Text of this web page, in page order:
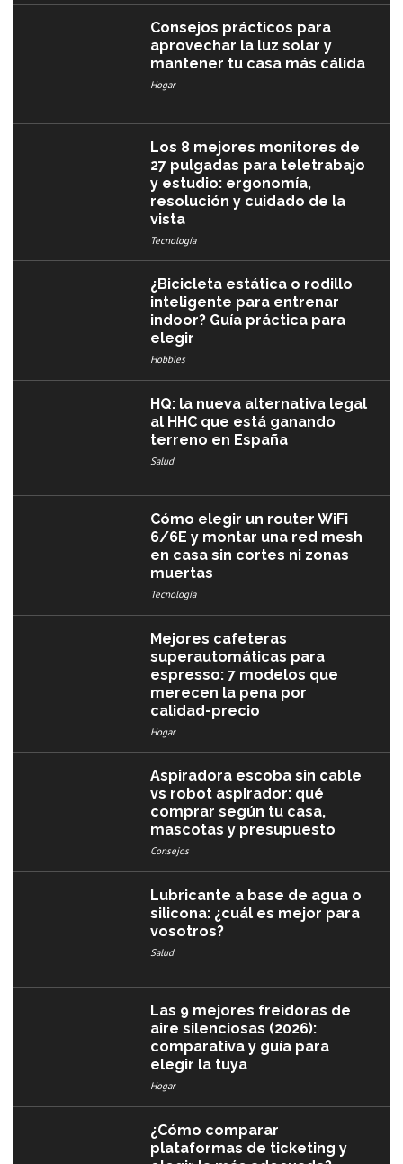
Consejos prácticos para
aprovechar la luz solar y
mantener tu casa más cálida
Hogar
Los 8 mejores monitores de
27 pulgadas para teletrabajo
y estudio: ergonomía,
resolución y cuidado de la
vista
Tecnología
¿Bicicleta estática o rodillo
inteligente para entrenar
indoor? Guía práctica para
elegir
Hobbies
HQ: la nueva alternativa legal
al HHC que está ganando
terreno en España
Salud
Cómo elegir un router WiFi
6/6E y montar una red mesh
en casa sin cortes ni zonas
muertas
Tecnología
Mejores cafeteras
superautomáticas para
espresso: 7 modelos que
merecen la pena por
calidad-precio
Hogar
Aspiradora escoba sin cable
vs robot aspirador: qué
comprar según tu casa,
mascotas y presupuesto
Consejos
Lubricante a base de agua o
silicona: ¿cuál es mejor para
vosotros?
Salud
Las 9 mejores freidoras de
aire silenciosas (2026):
comparativa y guía para
elegir la tuya
Hogar
¿Cómo comparar
plataformas de ticketing y